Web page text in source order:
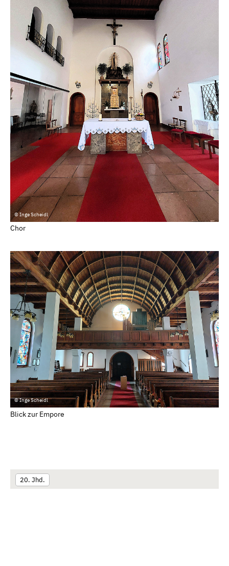
© Inge Scheidl
Chor
© Inge Scheidl
Blick zur Empore
20. Jhd.